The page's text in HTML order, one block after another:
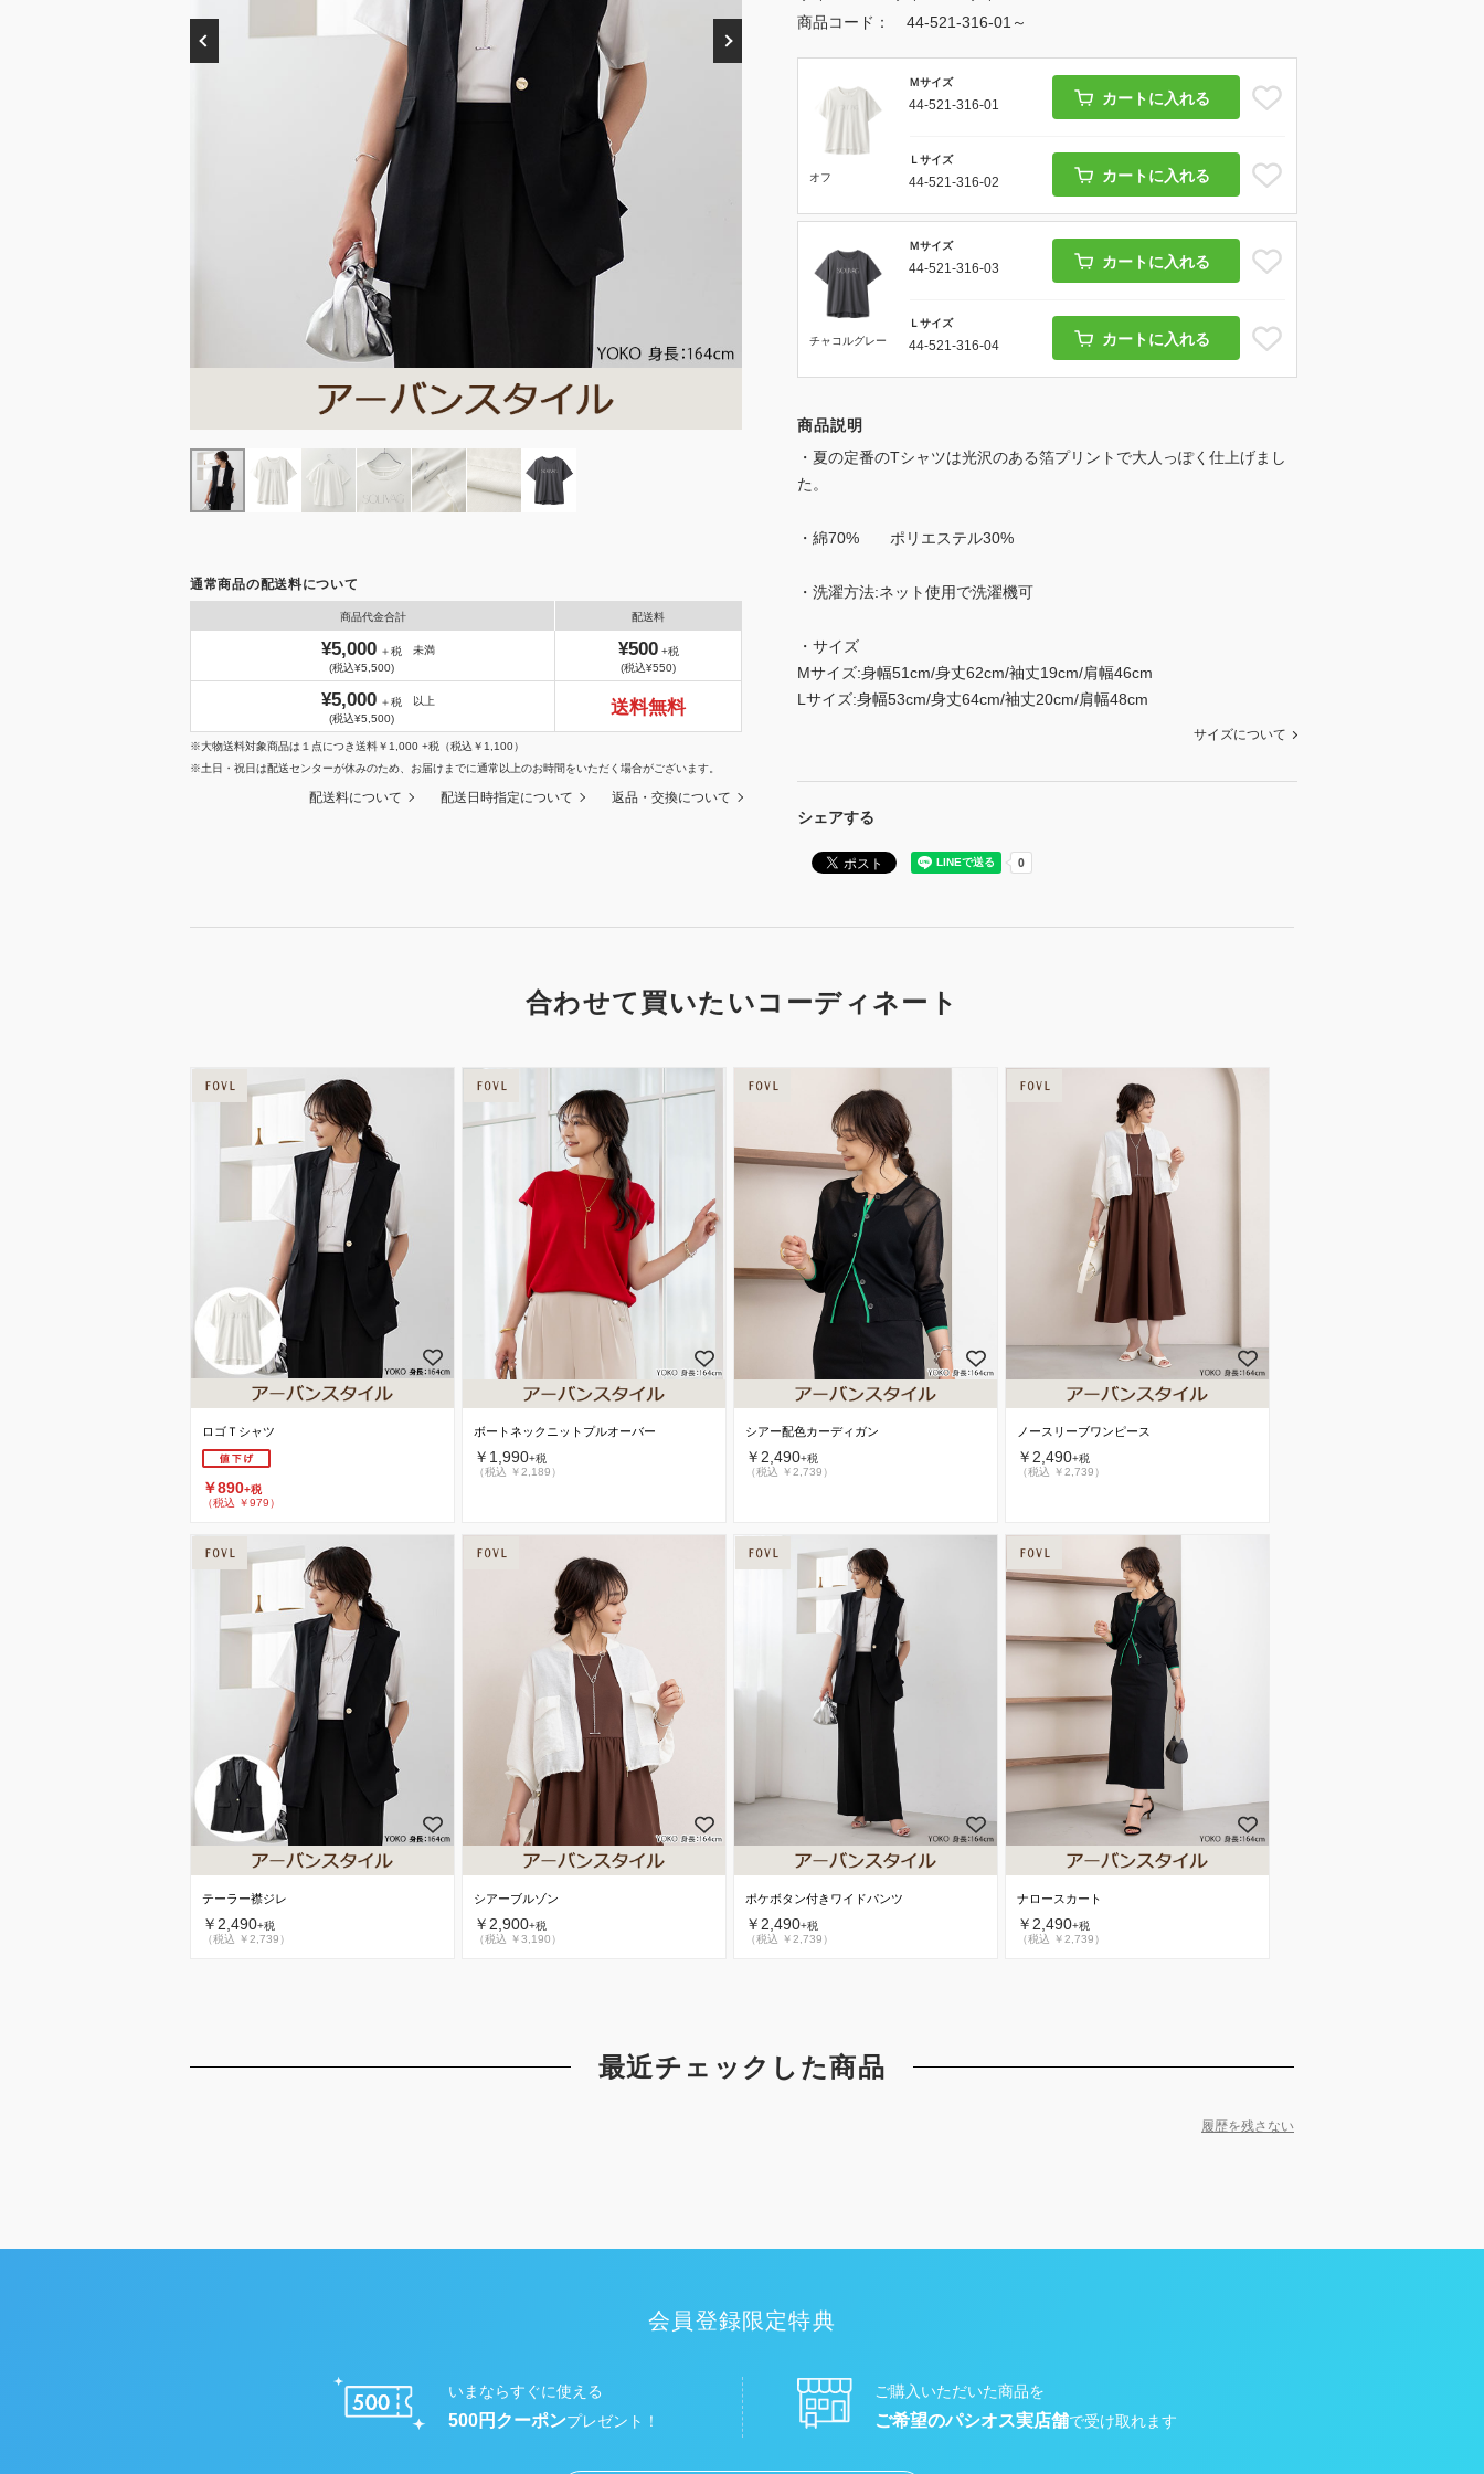
通常商品の配送料について
商品代金合計 配送料
¥5,000 ＋税
(税込¥5,500)
未満 ¥500+税
(税込¥550)
¥5,000 ＋税
(税込¥5,500)
以上 送料無料
※大物送料対象商品は１点につき送料￥1,000 +税（税込￥1,100）
※土日・祝日は配送センターが休みのため、お届けまでに通常以上のお時間をいただく場合がございます。
配送料について 配送日時指定について 返品・交換について
シェアする
商品コード：
44-521-316-01～
オフ
Ｍサイズ
44-521-316-01 カートに入れる
Ｌサイズ
44-521-316-02 カートに入れる
チャコルグレー
Ｍサイズ
44-521-316-03 カートに入れる
Ｌサイズ
44-521-316-04 カートに入れる
商品説明
・夏の定番のTシャツは光沢のある箔プリントで大人っぽく仕上げまし
た。
・綿70% ポリエステル30%
・洗濯方法:ネット使用で洗濯機可
・サイズ
Mサイズ:身幅51cm/身丈62cm/袖丈19cm/肩幅46cm
Lサイズ:身幅53cm/身丈64cm/袖丈20cm/肩幅48cm
サイズについて
合わせて買いたいコーディネート
ロゴＴシャツ
￥890+税
（税込 ￥979）
ボートネックニットプルオーバー
￥1,990+税
（税込 ￥2,189）
シアー配色カーディガン
￥2,490+税
（税込 ￥2,739）
ノースリーブワンピース
￥2,490+税
（税込 ￥2,739）
テーラー襟ジレ
￥2,490+税
（税込 ￥2,739）
シアーブルゾン
￥2,900+税
（税込 ￥3,190）
ポケボタン付きワイドパンツ
￥2,490+税
（税込 ￥2,739）
ナロースカート
￥2,490+税
（税込 ￥2,739）
最近チェックした商品
履歴を残さない
会員登録限定特典
いまならすぐに使える
500円クーポンプレゼント！
ご購入いただいた商品を
ご希望のパシオス実店舗で受け取れます